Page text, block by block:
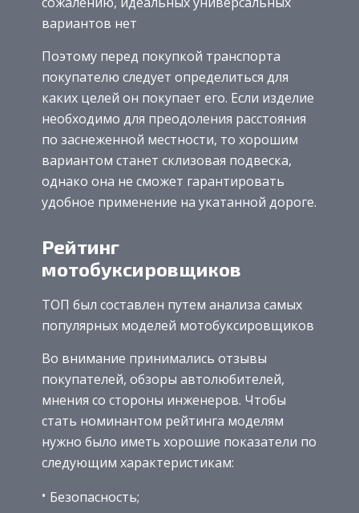
вариантов нет
Поэтому перед покупкой транспорта
покупателю следует определиться для
каких целей он покупает его. Если изделие
необходимо для преодоления расстояния
по заснеженной местности, то хорошим
вариантом станет склизовая подвеска,
однако она не сможет гарантировать
удобное применение на укатанной дороге.
Рейтинг
мотобуксировщиков
ТОП был составлен путем анализа самых
популярных моделей мотобуксировщиков
Во внимание принимались отзывы
покупателей, обзоры автолюбителей,
мнения со стороны инженеров. Чтобы
стать номинантом рейтинга моделям
нужно было иметь хорошие показатели по
следующим характеристикам:
Безопасность;